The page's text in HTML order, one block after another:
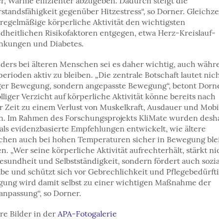
gegenüber Hitzestress“, so Dorner.
körperliche Aktivität den wichtigsten
Risikofaktoren entgegen, etwa Herz-Kreislauf-
und Diabetes.
bei älteren Menschen sei es daher wichtig, auch
aktiv zu bleiben. „Die zentrale Botschaft lautet
Bewegung, sondern angepasste Bewegung“, betont
Verzicht auf körperliche Aktivität könne bereits nach
Zeit zu einem Verlust von Muskelkraft, Ausdauer und
Im Rahmen des Forschungsprojekts KliMate wurden
evidenzbasierte Empfehlungen entwickelt, wie ältere
auch bei hohen Temperaturen sicher in Bewegung
„Wer seine körperliche Aktivität aufrechterhält, stärkt
und Selbstständigkeit, sondern fördert auch
und schützt sich vor Gebrechlichkeit und
wird damit selbst zu einer wichtigen Maßnahme der
so Dorner.
Bilder in derAPA-Fotogalerie